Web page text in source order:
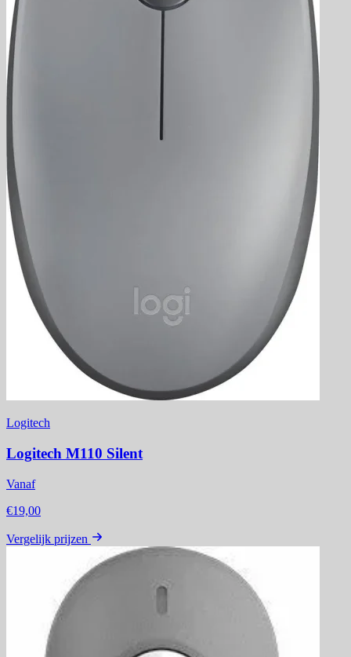
Logitech
Logitech M110 Silent
Vanaf
€19,00
Vergelijk prijzen